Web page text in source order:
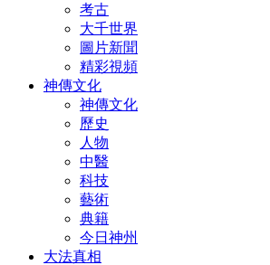
考古
大千世界
圖片新聞
精彩視頻
神傳文化
神傳文化
歷史
人物
中醫
科技
藝術
典籍
今日神州
大法真相